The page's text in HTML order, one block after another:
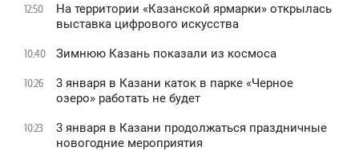
12:50
На территории «Казанской ярмарки» открылась
выставка цифрового искусства
10:40 Зимнюю Казань показали из космоса
10:26
3 января в Казани каток в парке «Черное
oзеро» работать не будет
10:23
3 января в Казани продолжаться праздничные
новогодние мероприятия